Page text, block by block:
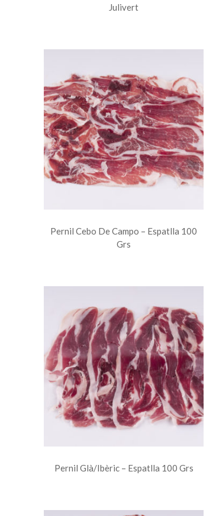
Julivert
Pernil Cebo De Campo – Espatlla 100
Grs
Pernil Glà/ibèric – Espatlla 100 Grs